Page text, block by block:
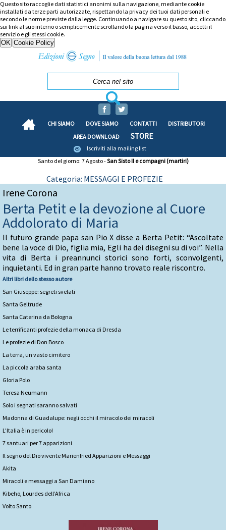
Questo sito raccoglie dati statistici anonimi sulla navigazione, mediante cookie
installati da terze parti autorizzate, rispettando la privacy dei tuoi dati personali e
secondo le norme previste dalla legge. Continuando a navigare su questo sito, cliccando
sui link al suo interno o semplicemente scrollando la pagina verso il basso, accetti il
servizio e gli stessi cookie.
CHI SIAMO DOVE SIAMO CONTATTI
DISTRIBUTORI
AREA DOWNLOAD
STORE
Iscriviti alla mailing list
Santo del giorno: 7 Agosto -San Sisto II e compagni (martiri)
Categoria: MESSAGGI E PROFEZIE
Irene Corona
Berta Petit e la devozione al Cuore
Addolorato di Maria
Il futuro grande papa san Pio X disse a Berta Petit: “Ascoltate
bene la voce di Dio, figlia mia, Egli ha dei disegni su di voi”. Nella
vita di Berta i preannunci storici sono forti, sconvolgenti,
inquietanti. Ed in gran parte hanno trovato reale riscontro.
Altri libri dello stesso autore
San Giuseppe: segreti svelati
Santa Geltrude
Santa Caterina da Bologna
Le terrificanti profezie della monaca di Dresda
Le profezie di Don Bosco
La terra, un vasto cimitero
La piccola araba santa
Gloria Polo
Teresa Neumann
Solo i segnati saranno salvati
Madonna di Guadalupe: negli occhi il miracolo dei miracoli
L'Italia è in pericolo!
7 santuari per 7 apparizioni
Il segno del Dio vivente Marienfried Apparizioni e Messaggi
Akita
Miracoli e messaggi a San Damiano
Kibeho, Lourdes dell’Africa
Volto Santo